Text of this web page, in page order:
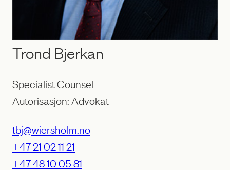
Trond Bjerkan
Specialist Counsel
Autorisasjon: Advokat
tbj@wiersholm.no
+47 21 02 11 21
+47 48 10 05 81